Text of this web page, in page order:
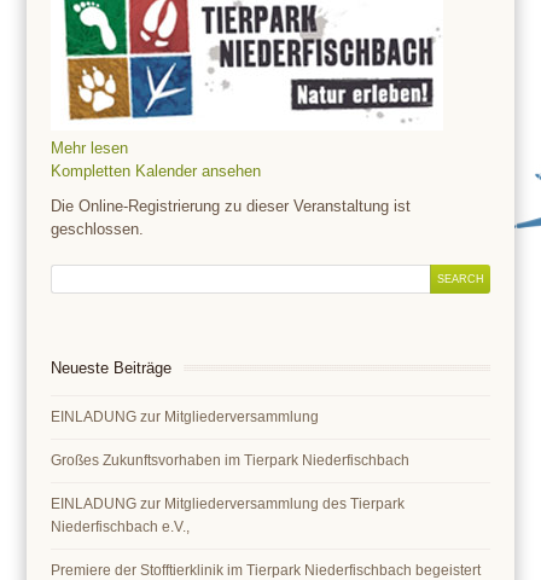
Mehr lesen
Kompletten Kalender ansehen
Die Online-Registrierung zu dieser Veranstaltung ist
geschlossen.
Neueste Beiträge
EINLADUNG zur Mitgliederversammlung
Großes Zukunftsvorhaben im Tierpark Niederfischbach
EINLADUNG zur Mitgliederversammlung des Tierpark
Niederfischbach e.V.,
Premiere der Stofftierklinik im Tierpark Niederfischbach begeistert